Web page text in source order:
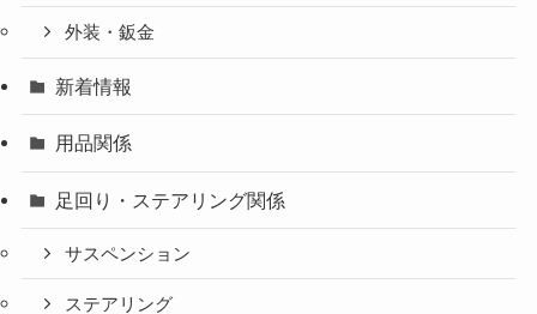
外装・鈑金
新着情報
用品関係
足回り・ステアリング関係
サスペンション
ステアリング